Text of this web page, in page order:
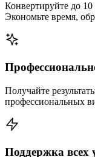
Конвертируйте до
Экономьте время,
Получайте
профессиональных
Поддержка всех